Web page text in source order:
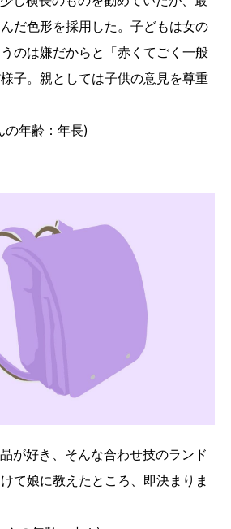
だ色形を採用した。子どもは女の
のは嫌だからと「赤くてごく一般
子。親としては子供の意見を尊重
の年齢：年長)
が好き、そんな合わせ技のランド
て娘に教えたところ、即決まりま